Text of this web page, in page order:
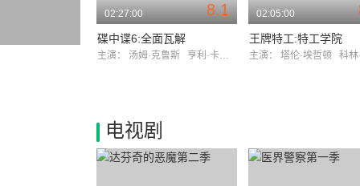
8.1
02:27:00
碟中谍6:全面瓦解
主演： 汤姆·克鲁斯 亨利·卡维尔
02:05:00
王牌特工:特工学院
主演： 塔伦·埃哲顿 科林·
电视剧